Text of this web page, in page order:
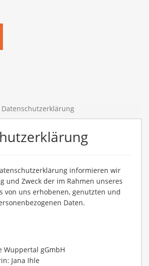
Datenschutzerklärung
informieren wir
und Zweck der im Rahmen unseres
von uns erhobenen, genutzten und
Daten.
Wuppertal gGmbH
Jana Ihle